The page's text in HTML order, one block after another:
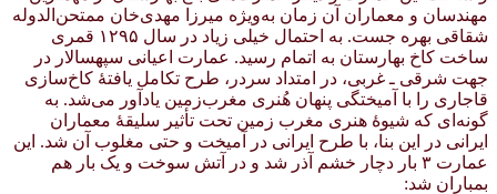
مهندسان و معماران آن زمان به‌ویژه میرزا مهدی‌خان ممتحن‌الدوله
شقاقی بهره جست. به احتمال خیلی زیاد در سال ۱۲۹۵ قمری
ساخت کاخ بهارستان به اتمام رسید. عمارت اعیانی سپهسالار در
جهت شرقی ـ غربی، در امتداد سردر، طرح تکامل یافتهٔ کاخ‌سازی
قاجاری را با آمیختگی پنهان هُنری مغرب‌زمین یادآور می‌شد. به
گونه‌ای که شیوهٔ هنری مغرب زمین تحت تأثیر سلیقهٔ معماران
ایرانی در این بنا، با طرح ایرانی در آمیخت و حتی مغلوب آن شد. این
عمارت ۳ بار دچار خشم آذر شد و در آتش سوخت و یک بار هم
بمباران شد: